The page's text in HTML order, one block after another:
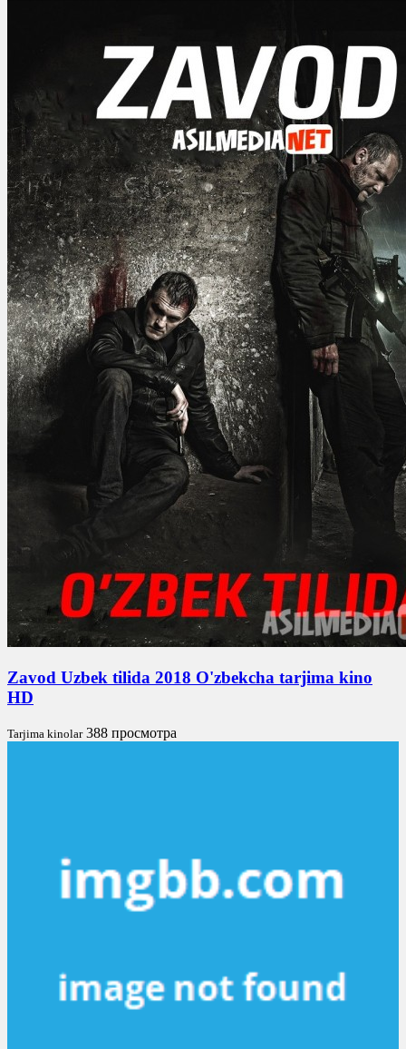
Zavod Uzbek tilida 2018 O'zbekcha tarjima kino
HD
Tarjima kinolar 388 просмотра